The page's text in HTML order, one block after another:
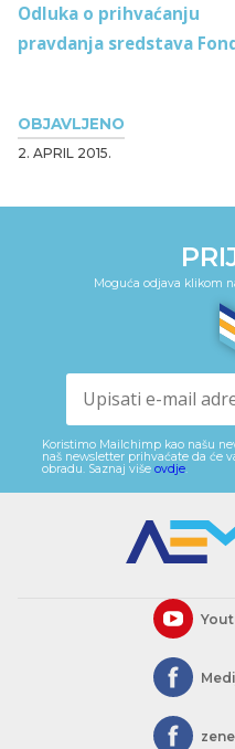
OBJAVLJENO
2. APRIL 2015.
Odluka o prihvaćanju
pravdanja sredstava
Moguća odjava klikom
Koristimo Mailchimp kao našu
naš newsletter prihvaćate da će
obradu. Saznaj više ovdje.